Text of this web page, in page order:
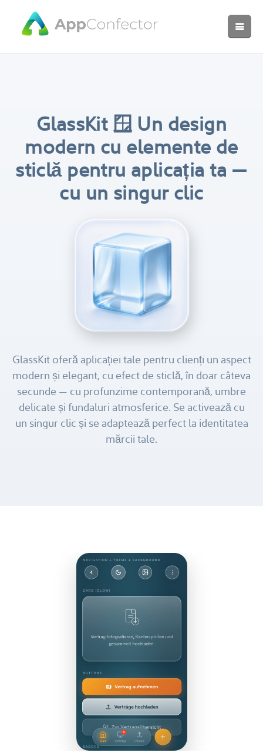
GlassKit 🪟Un design
modern cu elemente de
sticlă pentru aplicația ta —
cu un singur clic
GlassKit oferă aplicației tale pentru clienți un aspect
modern și elegant, cu efect de sticlă, în doar câteva
secunde — cu profunzime contemporană, umbre
delicate și fundaluri atmosferice. Se activează cu
un singur clic și se adaptează perfect la identitatea
mărcii tale.